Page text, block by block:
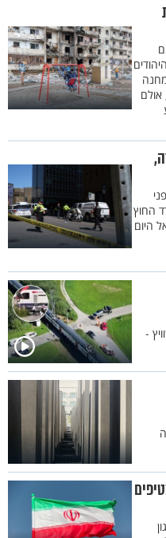
היהודים
אולם
החוץ
היום
-